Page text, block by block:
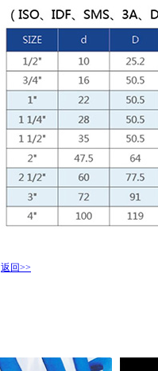
返回>>